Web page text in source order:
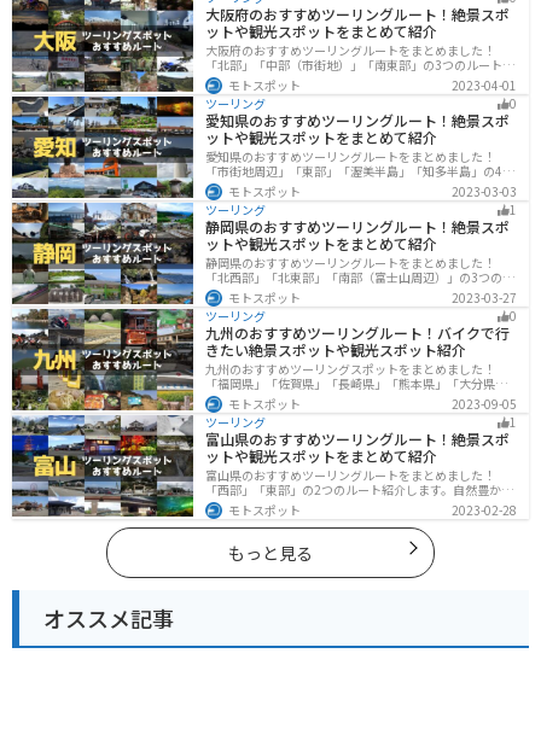
大阪府のおすすめツーリングルート！絶景スポ
ットや観光スポットをまとめて紹介
大阪府のおすすめツーリングルートをまとめました！
「北部」「中部（市街地）」「南東部」の3つのルート紹
介します。歴史と近代が融合した魅力的なエリアで様々
な楽しみ方ができます。バイクで大阪府にツーリングに
行く際は参考にしてください。
モトスポット
2023-04-01
ツーリング
0
愛知県のおすすめツーリングルート！絶景スポ
ットや観光スポットをまとめて紹介
愛知県のおすすめツーリングルートをまとめました！
「市街地周辺」「東部」「渥美半島」「知多半島」の4つ
のルート紹介します。名古屋周辺の栄えたスポットから
山、海、美術館なども多数あり、自然・歴史・文化を満
喫するツーリングができます。バイクで愛知県にツーリ
ングに行く際は参考にしてください。
モトスポット
2023-03-03
ツーリング
1
静岡県のおすすめツーリングルート！絶景スポ
ットや観光スポットをまとめて紹介
静岡県のおすすめツーリングルートをまとめました！
「北西部」「北東部」「南部（富士山周辺）」の3つのル
ート紹介します。富士山を中心に自然豊かな景色や食事
を楽しめるスポットが多数あります。バイクで静岡県に
ツーリングに行く際は参考にしてください。
モトスポット
2023-03-27
ツーリング
0
九州のおすすめツーリングルート！バイクで行
きたい絶景スポットや観光スポット紹介
九州のおすすめツーリングスポットをまとめました！
「福岡県」「佐賀県」「長崎県」「熊本県」「大分県」
「宮崎都」「鹿児島県」の各県の観光地紹介します。自
然豊かな山々や湖、温泉地が点在し、四季折々の景色を
楽しめるスポットが多数あります。バイクで九州にツー
リングに行く際は参考にしてください。
モトスポット
2023-09-05
ツーリング
1
富山県のおすすめツーリングルート！絶景スポ
ットや観光スポットをまとめて紹介
富山県のおすすめツーリングルートをまとめました！
「西部」「東部」の2つのルート紹介します。自然豊かな
山と海、温泉が充実しており、美術館などもあるので、
自然を満喫するツーリングができます。バイクで富山県
にツーリングに行く際は参考にしてください。
モトスポット 2023-02-28
もっと見る
オススメ記事